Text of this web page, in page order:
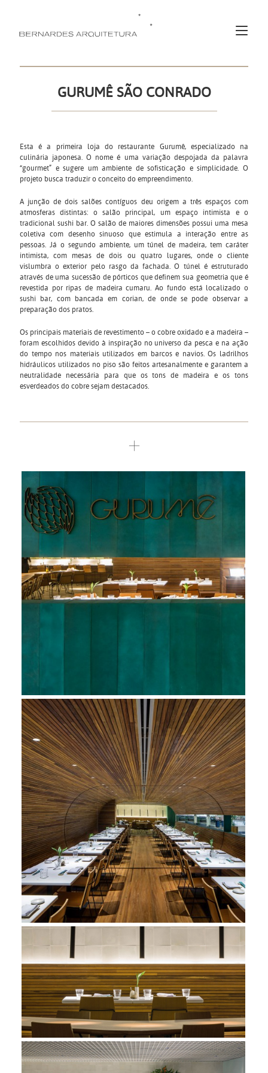
GURUMÊ SÃO CONRADO
Esta é a primeira loja do restaurante Gurumê, especializado na
culinária japonesa. O nome é uma variação despojada da palavra
“gourmet” e sugere um ambiente de sofisticação e simplicidade. O
projeto busca traduzir o conceito do empreendimento.
A junção de dois salões contíguos deu origem a três espaços com
atmosferas distintas: o salão principal, um espaço intimista e o
tradicional sushi bar. O salão de maiores dimensões possui uma mesa
coletiva com desenho sinuoso que estimula a interação entre as
pessoas. Já o segundo ambiente, um túnel de madeira, tem caráter
intimista, com mesas de dois ou quatro lugares, onde o cliente
vislumbra o exterior pelo rasgo da fachada. O túnel é estruturado
através de uma sucessão de pórticos que definem sua geometria que é
revestida por ripas de madeira cumaru. Ao fundo está localizado o
sushi bar, com bancada em corian, de onde se pode observar a
preparação dos pratos.
Os principais materiais de revestimento – o cobre oxidado e a madeira –
foram escolhidos devido à inspiração no universo da pesca e na ação
do tempo nos materiais utilizados em barcos e navios. Os ladrilhos
hidráulicos utilizados no piso são feitos artesanalmente e garantem a
neutralidade necessária para que os tons de madeira e os tons
esverdeados do cobre sejam destacados.